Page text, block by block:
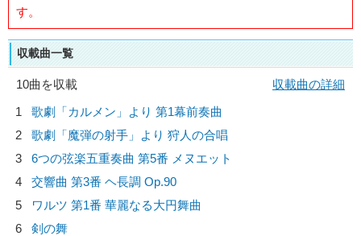
す。
収載曲一覧
10曲を収載
収載曲の詳細
1
歌劇「カルメン」より 第1幕前奏曲
2
歌劇「魔弾の射手」より 狩人の合唱
3
6つの弦楽五重奏曲 第5番 メヌエット
4
交響曲 第3番 ヘ長調 Op.90
5
ワルツ 第1番 華麗なる大円舞曲
6
剣の舞